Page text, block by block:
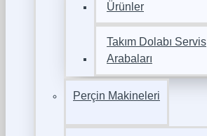
Ürünler
Takım Dolabı Servis
Arabaları
Perçin Makineleri